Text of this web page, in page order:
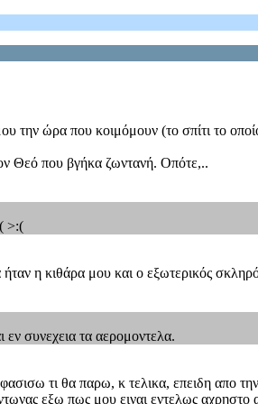
την ώρα που κοιμόμουν (το σπίτι το
Θεό που βγήκα ζωντανή. Οπότε,..
>:(
η κιθάρα μου και ο εξωτερικός
συνεχεια τα αερομοντελα.
τι θα παρω, κ τελικα, επειδη απο
εξω πως μου ειναι εντελως